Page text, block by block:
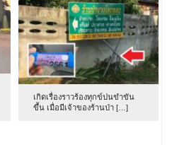
เกิดเรื่องราวร้องทุกข์ปนขำขัน
ขึ้น เมื่อมีเจ้าของร้านป่า […]